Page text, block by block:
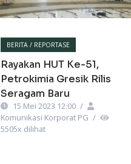
BERITA / REPORTASE
Rayakan HUT Ke-51,
Petrokimia Gresik Rilis
Seragam Baru
15 Mei 2023 12:00 /
Komunikasi Korporat PG /
5505x dilihat